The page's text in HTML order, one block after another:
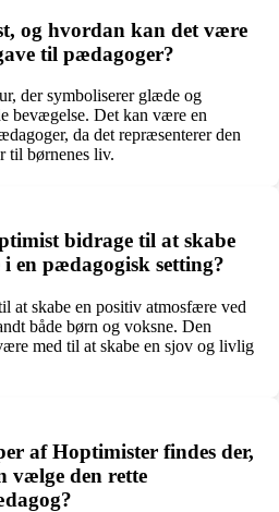
og hvordan kan det være
til pædagoger?
der symboliserer glæde og
bevægelse. Det kan være en
da det repræsenterer den
til børnenes liv.
bidrage til at skabe
en pædagogisk setting?
at skabe en positiv atmosfære ved
både børn og voksne. Den
med til at skabe en sjov og livlig
af Hoptimister findes der,
vælge den rette